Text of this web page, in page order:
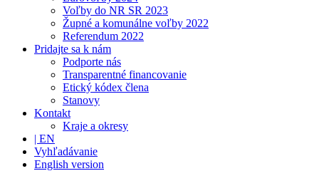
Voľby do NR SR 2023
Župné a komunálne voľby 2022
Referendum 2022
Pridajte sa k nám
Podporte nás
Transparentné financovanie
Etický kódex člena
Stanovy
Kontakt
Kraje a okresy
| EN
Vyhľadávanie
English version